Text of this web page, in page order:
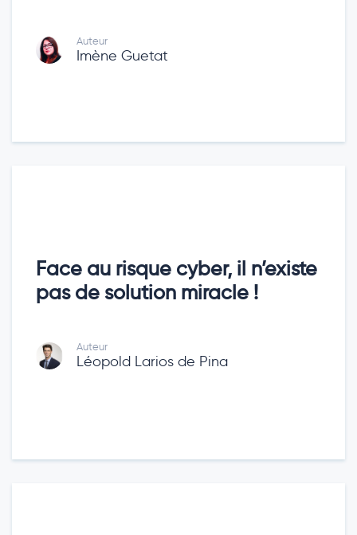
Auteur
Imène Guetat
Face au risque cyber, il n’existe
pas de solution miracle !
Auteur
Léopold Larios de Pina